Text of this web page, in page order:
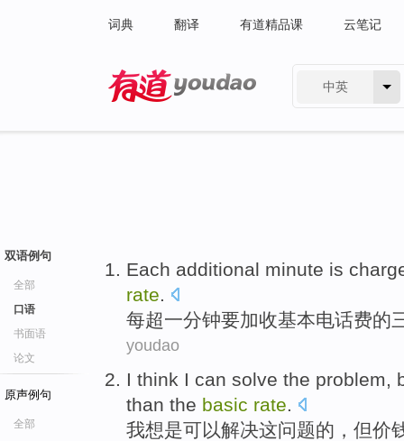
词典 翻译 有道精品课 云笔记
中英
双语例句
全部
口语
书面语
论文
原声例句
全部
Each additional minute is
rate.
每超一分钟要加收基本电话费的
youdao
I think I can solve the problem,
than the basic rate.
我想是可以解决这问题的， 但价